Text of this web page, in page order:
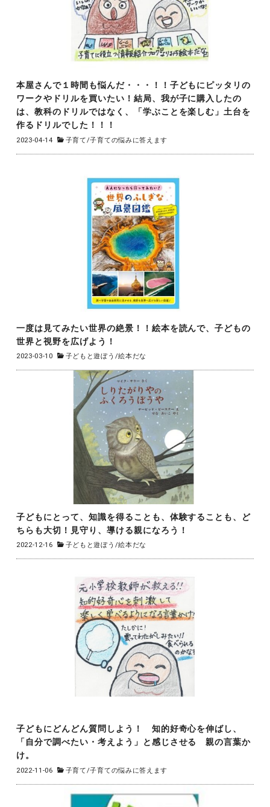
本屋さんで１時間も悩んだ・・・！！子どもにピッタリの
ワークやドリルを買いたい！結局、我が子に購入したの
は、教科のドリルではなく、「学ぶことを楽しむ」土台を
作るドリルでした！！！
2023-04-14 子育て/子育ての悩みに答えます
一度は見てみたい世界の絶景！！絵本を読んで、子どもの
世界と視野を広げよう！
2023-03-10 子どもと遊ぼう /絵本だな
子どもにとって、知識を得ることも、体験することも、ど
ちらも大切！見守り、導ける親になろう！
2022-12-16 子どもと遊ぼう /絵本だな
子どもにどんどん質問しよう！ 知的好奇心を伸ばし、
「自分で調べたい・考えよう」と感じさせる 親の言葉か
け。
2022-11-06 子育て/子育ての悩みに答えます